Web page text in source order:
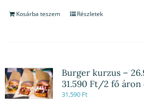
Kosárba teszem Részletek
Burger kurzus –
31.590 Ft/2 fő áron
31,590 Ft